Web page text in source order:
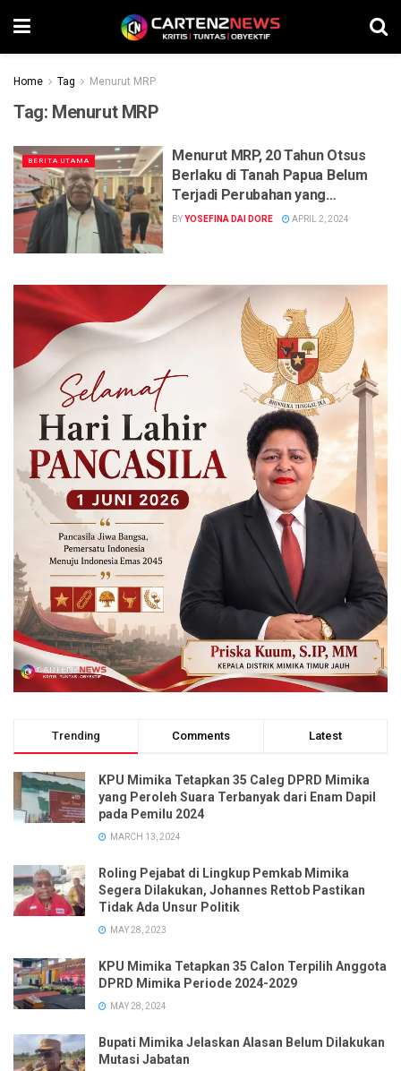
Home Tag Menurut MRP
Tag: Menurut MRP
BERITA UTAMA
Menurut MRP, 20 Tahun Otsus
Berlaku di Tanah Papua Belum
Terjadi Perubahan yang
Signifikan
BYYOSEFINA DAI DORE APRIL 2, 2024
Trending Comments Latest
KPU Mimika Tetapkan 35 Caleg DPRD Mimika
yang Peroleh Suara Terbanyak dari Enam Dapil
pada Pemilu 2024
MARCH 13, 2024
Roling Pejabat di Lingkup Pemkab Mimika
Segera Dilakukan, Johannes Rettob Pastikan
Tidak Ada Unsur Politik
MAY 28, 2023
KPU Mimika Tetapkan 35 Calon Terpilih Anggota
DPRD Mimika Periode 2024-2029
MAY 28, 2024
Bupati Mimika Jelaskan Alasan Belum Dilakukan
Mutasi Jabatan